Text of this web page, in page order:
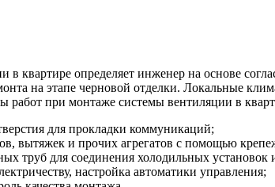
в квартире определяет инженер на основе
на этапе черновой отделки. Локальные
работ при монтаже системы вентиляции в
для прокладки коммуникаций;
вытяжек и прочих агрегатов с помощью
труб для соединения холодильных
настройка автоматики управления;